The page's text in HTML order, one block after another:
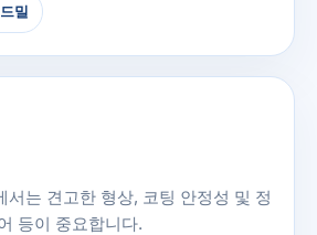
밀
서는 견고한 형상, 코팅 안정성 및 정
등이 중요합니다.